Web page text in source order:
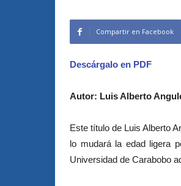
Compartir en Facebook
Descárgalo en PDF
Autor: Luis Alberto
Este título de Luis Alberto
lo mudará la edad ligera
Universidad de Carabobo